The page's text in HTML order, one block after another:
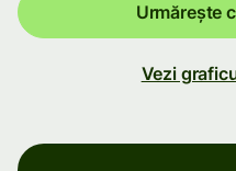
Urmărește
Vezi